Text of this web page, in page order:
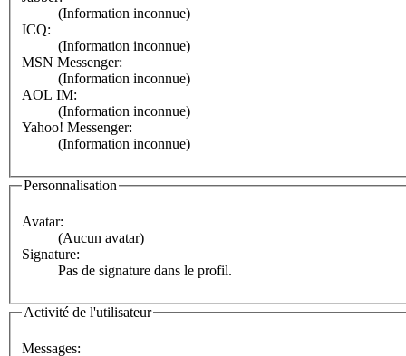
(Information inconnue)
ICQ:
(Information inconnue)
MSN Messenger:
(Information inconnue)
AOL IM:
(Information inconnue)
Yahoo! Messenger:
(Information inconnue)
Personnalisation
Avatar:
(Aucun avatar)
Signature:
Pas de signature dans le profil.
Activité de l'utilisateur
Messages: